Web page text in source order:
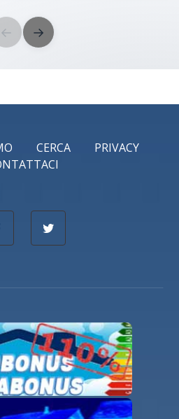
← →
CERCA
PRIVACY